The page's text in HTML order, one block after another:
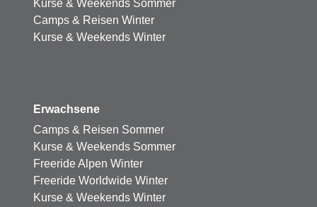
Kurse & Weekends Sommer
Camps & Reisen Winter
Kurse & Weekends Winter
Erwachsene
Camps & Reisen Sommer
Kurse & Weekends Sommer
Freeride Alpen Winter
Freeride Worldwide Winter
Kurse & Weekends Winter